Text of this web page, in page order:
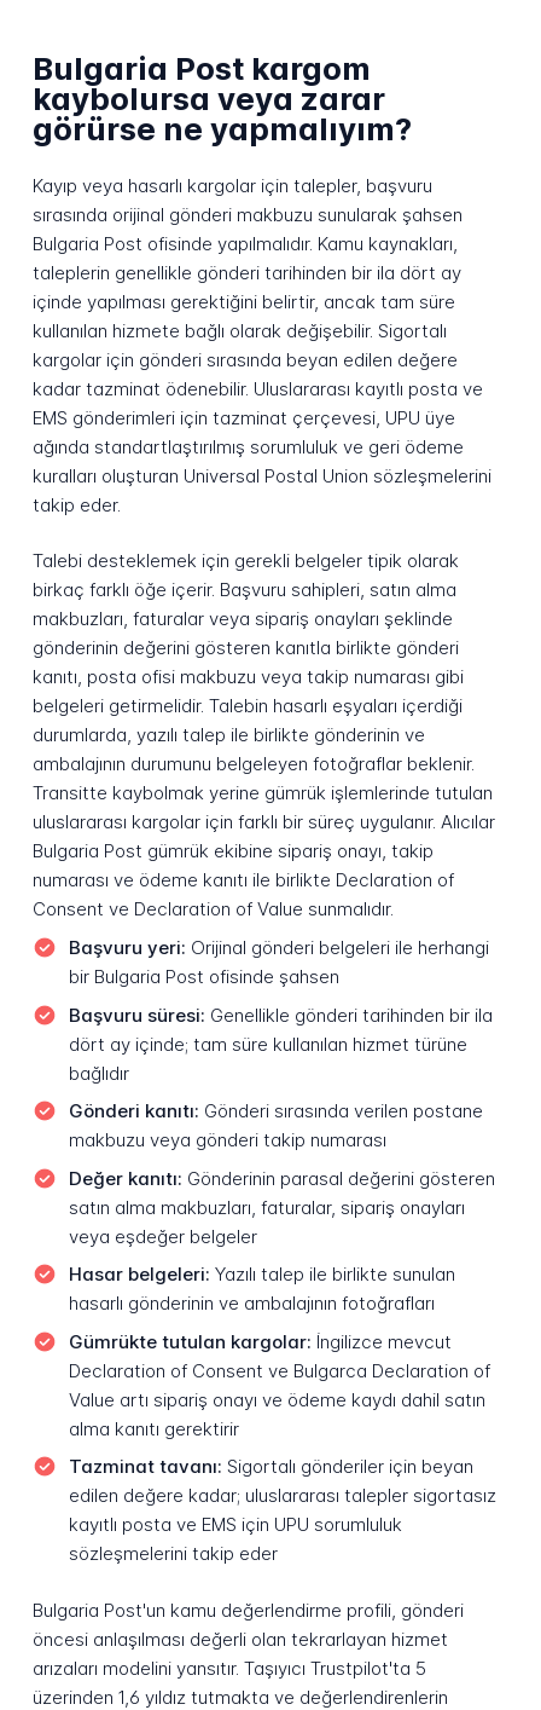
Bulgaria Post kargom
kaybolursa veya zarar
görürse ne yapmalıyım?
Kayıp veya hasarlı kargolar için talepler, başvuru
sırasında orijinal gönderi makbuzu sunularak şahsen
Bulgaria Post ofisinde yapılmalıdır. Kamu kaynakları,
taleplerin genellikle gönderi tarihinden bir ila dört ay
içinde yapılması gerektiğini belirtir, ancak tam süre
kullanılan hizmete bağlı olarak değişebilir. Sigortalı
kargolar için gönderi sırasında beyan edilen değere
kadar tazminat ödenebilir. Uluslararası kayıtlı posta ve
EMS gönderimleri için tazminat çerçevesi, UPU üye
ağında standartlaştırılmış sorumluluk ve geri ödeme
kuralları oluşturan Universal Postal Union sözleşmelerini
takip eder.
Talebi desteklemek için gerekli belgeler tipik olarak
birkaç farklı öğe içerir. Başvuru sahipleri, satın alma
makbuzları, faturalar veya sipariş onayları şeklinde
gönderinin değerini gösteren kanıtla birlikte gönderi
kanıtı, posta ofisi makbuzu veya takip numarası gibi
belgeleri getirmelidir. Talebin hasarlı eşyaları içerdiği
durumlarda, yazılı talep ile birlikte gönderinin ve
ambalajının durumunu belgeleyen fotoğraflar beklenir.
Transitte kaybolmak yerine gümrük işlemlerinde tutulan
uluslararası kargolar için farklı bir süreç uygulanır. Alıcılar
Bulgaria Post gümrük ekibine sipariş onayı, takip
numarası ve ödeme kanıtı ile birlikte Declaration of
Consent ve Declaration of Value sunmalıdır.
Başvuru yeri: Orijinal gönderi belgeleri ile herhangi
bir Bulgaria Post ofisinde şahsen
Başvuru süresi: Genellikle gönderi tarihinden bir ila
dört ay içinde; tam süre kullanılan hizmet türüne
bağlıdır
Gönderi kanıtı: Gönderi sırasında verilen postane
makbuzu veya gönderi takip numarası
Değer kanıtı: Gönderinin parasal değerini gösteren
satın alma makbuzları, faturalar, sipariş onayları
veya eşdeğer belgeler
Hasar belgeleri: Yazılı talep ile birlikte sunulan
hasarlı gönderinin ve ambalajının fotoğrafları
Gümrükte tutulan kargolar: İngilizce mevcut
Declaration of Consent ve Bulgarca Declaration of
Value artı sipariş onayı ve ödeme kaydı dahil satın
alma kanıtı gerektirir
Tazminat tavanı: Sigortalı gönderiler için beyan
edilen değere kadar; uluslararası talepler sigortasız
kayıtlı posta ve EMS için UPU sorumluluk
sözleşmelerini takip eder
Bulgaria Post'un kamu değerlendirme profili, gönderi
öncesi anlaşılması değerli olan tekrarlayan hizmet
arızaları modelini yansıtır. Taşıyıcı Trustpilot'ta 5
üzerinden 1,6 yıldız tutmakta ve değerlendirenlerin